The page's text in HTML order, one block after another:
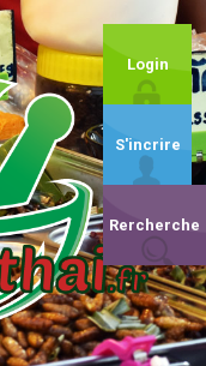
Login
S'incrire
Rercherche